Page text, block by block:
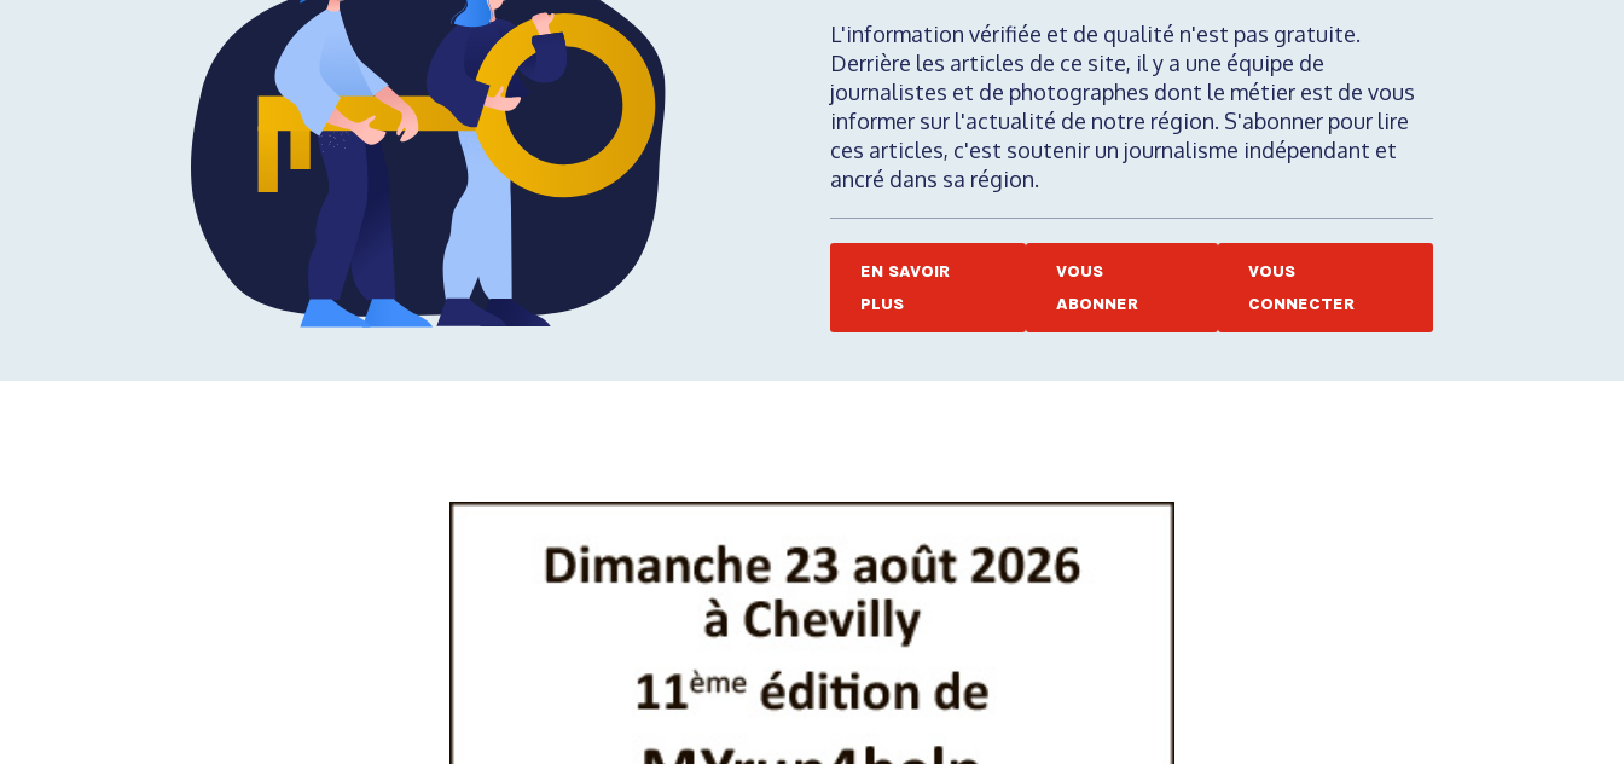
L'information vérifiée et de qualité n'est pas gratuite.
Derrière les articles de ce site, il y a une équipe de
journalistes et de photographes dont le métier est de vous
informer sur l'actualité de notre région. S'abonner pour lire
ces articles, c'est soutenir un journalisme indépendant et
ancré dans sa région.
EN SAVOIR
PLUS
VOUS
ABONNER
VOUS
CONNECTER